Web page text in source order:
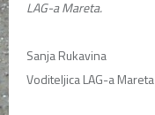
LAG-a Mareta.
Sanja Rukavina
Voditeljica LAG-a Mareta